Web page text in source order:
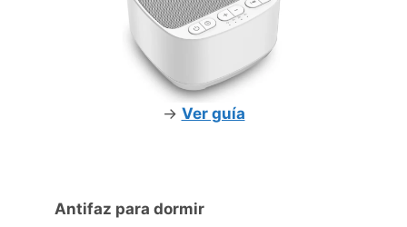
-> Ver guía
Antifaz para dormir